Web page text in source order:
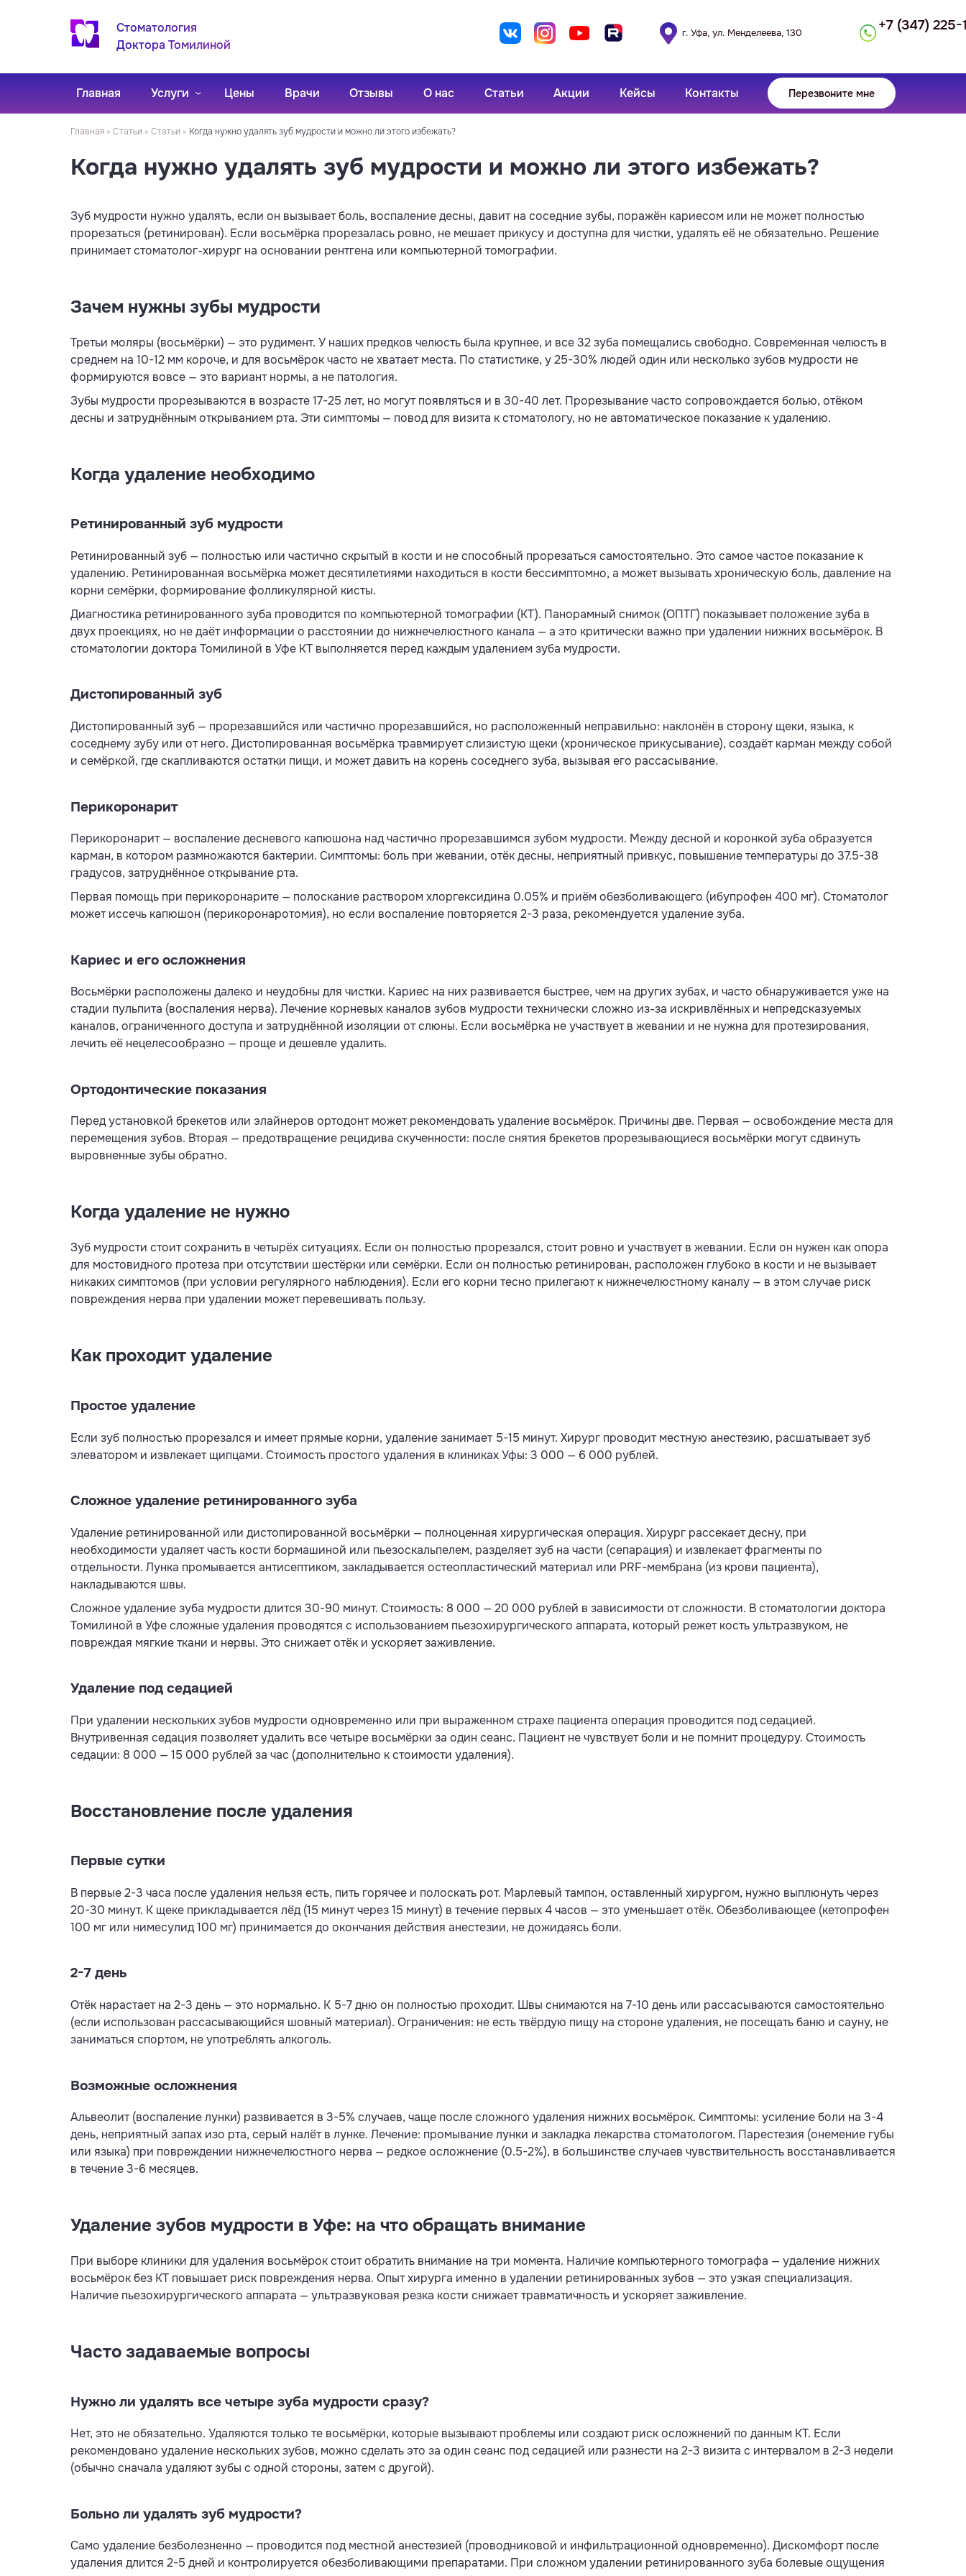
Стоматология
Доктора Томилиной
г. Уфа, ул. Менделеева, 130 +7 (347)
Главная Услуги Цены Врачи Отзывы О нас Статьи Акции Кейсы Контакты Перезвоните мне
Главная » Статьи » Статьи » Когда нужно удалять зуб мудрости и можно ли этого избежать?
Когда нужно удалять зуб мудрости и можно ли этого избежать?
Зуб мудрости нужно удалять, если он вызывает боль, воспаление десны, давит на соседние зубы, поражён кариесом или не может полностью
прорезаться (ретинирован). Если восьмёрка прорезалась ровно, не мешает прикусу и доступна для чистки, удалять её не обязательно. Решение
принимает стоматолог-хирург на основании рентгена или компьютерной томографии.
Зачем нужны зубы мудрости
Третьи моляры (восьмёрки) — это рудимент. У наших предков челюсть была крупнее, и все 32 зуба помещались свободно. Современная челюсть в
среднем на 10-12 мм короче, и для восьмёрок часто не хватает места. По статистике, у 25-30% людей один или несколько зубов мудрости не
формируются вовсе — это вариант нормы, а не патология.
Зубы мудрости прорезываются в возрасте 17-25 лет, но могут появляться и в 30-40 лет. Прорезывание часто сопровождается болью, отёком
десны и затруднённым открыванием рта. Эти симптомы — повод для визита к стоматологу, но не автоматическое показание к удалению.
Когда удаление необходимо
Ретинированный зуб мудрости
Ретинированный зуб — полностью или частично скрытый в кости и не способный прорезаться самостоятельно. Это самое частое показание к
удалению. Ретинированная восьмёрка может десятилетиями находиться в кости бессимптомно, а может вызывать хроническую боль, давление на
корни семёрки, формирование фолликулярной кисты.
Диагностика ретинированного зуба проводится по компьютерной томографии (КТ). Панорамный снимок (ОПТГ) показывает положение зуба в
двух проекциях, но не даёт информации о расстоянии до нижнечелюстного канала — а это критически важно при удалении нижних восьмёрок. В
стоматологии доктора Томилиной в Уфе КТ выполняется перед каждым удалением зуба мудрости.
Дистопированный зуб
Дистопированный зуб — прорезавшийся или частично прорезавшийся, но расположенный неправильно: наклонён в сторону щеки, языка, к
соседнему зубу или от него. Дистопированная восьмёрка травмирует слизистую щеки (хроническое прикусывание), создаёт карман между собой
и семёркой, где скапливаются остатки пищи, и может давить на корень соседнего зуба, вызывая его рассасывание.
Перикоронарит
Перикоронарит — воспаление десневого капюшона над частично прорезавшимся зубом мудрости. Между десной и коронкой зуба образуется
карман, в котором размножаются бактерии. Симптомы: боль при жевании, отёк десны, неприятный привкус, повышение температуры до 37.5-38
градусов, затруднённое открывание рта.
Первая помощь при перикоронарите — полоскание раствором хлоргексидина 0.05% и приём обезболивающего (ибупрофен 400 мг). Стоматолог
может иссечь капюшон (перикоронаротомия), но если воспаление повторяется 2-3 раза, рекомендуется удаление зуба.
Кариес и его осложнения
Восьмёрки расположены далеко и неудобны для чистки. Кариес на них развивается быстрее, чем на других зубах, и часто обнаруживается уже на
стадии пульпита (воспаления нерва). Лечение корневых каналов зубов мудрости технически сложно из-за искривлённых и непредсказуемых
каналов, ограниченного доступа и затруднённой изоляции от слюны. Если восьмёрка не участвует в жевании и не нужна для протезирования,
лечить её нецелесообразно — проще и дешевле удалить.
Ортодонтические показания
Перед установкой брекетов или элайнеров ортодонт может рекомендовать удаление восьмёрок. Причины две. Первая — освобождение места для
перемещения зубов. Вторая — предотвращение рецидива скученности: после снятия брекетов прорезывающиеся восьмёрки могут сдвинуть
выровненные зубы обратно.
Когда удаление не нужно
Зуб мудрости стоит сохранить в четырёх ситуациях. Если он полностью прорезался, стоит ровно и участвует в жевании. Если он нужен как опора
для мостовидного протеза при отсутствии шестёрки или семёрки. Если он полностью ретинирован, расположен глубоко в кости и не вызывает
никаких симптомов (при условии регулярного наблюдения). Если его корни тесно прилегают к нижнечелюстному каналу — в этом случае риск
повреждения нерва при удалении может перевешивать пользу.
Как проходит удаление
Простое удаление
Если зуб полностью прорезался и имеет прямые корни, удаление занимает 5-15 минут. Хирург проводит местную анестезию, расшатывает зуб
элеватором и извлекает щипцами. Стоимость простого удаления в клиниках Уфы: 3 000 — 6 000 рублей.
Сложное удаление ретинированного зуба
Удаление ретинированной или дистопированной восьмёрки — полноценная хирургическая операция. Хирург рассекает десну, при
необходимости удаляет часть кости бормашиной или пьезоскальпелем, разделяет зуб на части (сепарация) и извлекает фрагменты по
отдельности. Лунка промывается антисептиком, закладывается остеопластический материал или PRF-мембрана (из крови пациента),
накладываются швы.
Сложное удаление зуба мудрости длится 30-90 минут. Стоимость: 8 000 — 20 000 рублей в зависимости от сложности. В стоматологии доктора
Томилиной в Уфе сложные удаления проводятся с использованием пьезохирургического аппарата, который режет кость ультразвуком, не
повреждая мягкие ткани и нервы. Это снижает отёк и ускоряет заживление.
Удаление под седацией
При удалении нескольких зубов мудрости одновременно или при выраженном страхе пациента операция проводится под седацией.
Внутривенная седация позволяет удалить все четыре восьмёрки за один сеанс. Пациент не чувствует боли и не помнит процедуру. Стоимость
седации: 8 000 — 15 000 рублей за час (дополнительно к стоимости удаления).
Восстановление после удаления
Первые сутки
В первые 2-3 часа после удаления нельзя есть, пить горячее и полоскать рот. Марлевый тампон, оставленный хирургом, нужно выплюнуть через
20-30 минут. К щеке прикладывается лёд (15 минут через 15 минут) в течение первых 4 часов — это уменьшает отёк. Обезболивающее (кетопрофен
100 мг или нимесулид 100 мг) принимается до окончания действия анестезии, не дожидаясь боли.
2-7 день
Отёк нарастает на 2-3 день — это нормально. К 5-7 дню он полностью проходит. Швы снимаются на 7-10 день или рассасываются самостоятельно
(если использован рассасывающийся шовный материал). Ограничения: не есть твёрдую пищу на стороне удаления, не посещать баню и сауну, не
заниматься спортом, не употреблять алкоголь.
Возможные осложнения
Альвеолит (воспаление лунки) развивается в 3-5% случаев, чаще после сложного удаления нижних восьмёрок. Симптомы: усиление боли на 3-4
день, неприятный запах изо рта, серый налёт в лунке. Лечение: промывание лунки и закладка лекарства стоматологом. Парестезия (онемение губы
или языка) при повреждении нижнечелюстного нерва — редкое осложнение (0.5-2%), в большинстве случаев чувствительность восстанавливается
в течение 3-6 месяцев.
Удаление зубов мудрости в Уфе: на что обращать внимание
При выборе клиники для удаления восьмёрок стоит обратить внимание на три момента. Наличие компьютерного томографа — удаление нижних
восьмёрок без КТ повышает риск повреждения нерва. Опыт хирурга именно в удалении ретинированных зубов — это узкая специализация.
Наличие пьезохирургического аппарата — ультразвуковая резка кости снижает травматичность и ускоряет заживление.
Часто задаваемые вопросы
Нужно ли удалять все четыре зуба мудрости сразу?
Нет, это не обязательно. Удаляются только те восьмёрки, которые вызывают проблемы или создают риск осложнений по данным КТ. Если
рекомендовано удаление нескольких зубов, можно сделать это за один сеанс под седацией или разнести на 2-3 визита с интервалом в 2-3 недели
(обычно сначала удаляют зубы с одной стороны, затем с другой).
Больно ли удалять зуб мудрости?
Само удаление безболезненно — проводится под местной анестезией (проводниковой и инфильтрационной одновременно). Дискомфорт после
удаления длится 2-5 дней и контролируется обезболивающими препаратами. При сложном удалении ретинированного зуба болевые ощущения